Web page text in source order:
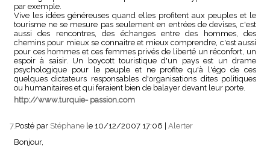
par exemple.
Vive les idées généreuses quand elles profitent aux peuples et le
tourisme ne se mesure pas seulement en entrées de devises, c'est
aussi des rencontres, des échanges entre des hommes, des
chemins pour mieux se connaitre et mieux comprendre, c'est aussi
pour ces hommes et ces femmes privés de liberté un réconfort, un
espoir à saisir. Un boycott touristique d'un pays est un drame
psychologique pour le peuple et ne profite qu'à l'égo de ces
quelques dictateurs responsables d'organisations dites politiques
ou humanitaires et qui feraient bien de balayer devant leur porte.
http://www.turquie- passion.com
7.Posté par Stéphane le 10/12/2007 17:06
Alerter
Bonjour,